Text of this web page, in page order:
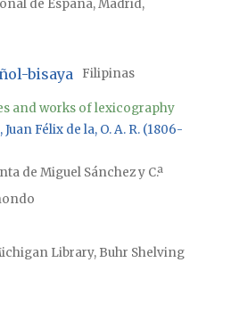
de España, Madrid,
bisaya Filipinas
and works of lexicography
Félix de la, O. A. R. (1806-
de Miguel Sánchez y C.ª
Library, Buhr Shelving